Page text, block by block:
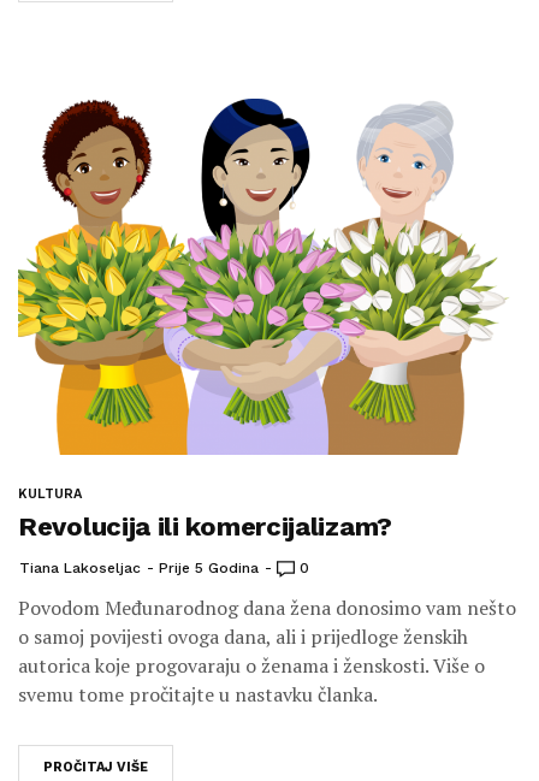
KULTURA
Revolucija ili komercijalizam?
Tiana Lakoseljac Prije 5 Godina 0
Povodom Međunarodnog dana žena donosimo vam nešto
o samoj povijesti ovoga dana, ali i prijedloge ženskih
autorica koje progovaraju o ženama i ženskosti. Više o
svemu tome pročitajte u nastavku članka.
PROČITAJ VIŠE